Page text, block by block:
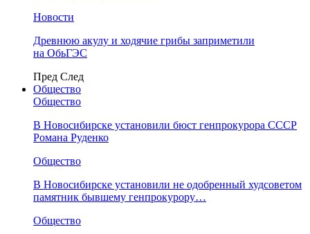
Новости
Древнюю акулу и ходячие грибы заприметили
на ОбьГЭС
Пред След
Общество
Общество
В Новосибирске установили бюст генпрокурора СССР
Романа Руденко
Общество
В Новосибирске установили не одобренный худсоветом
памятник бывшему генпрокурору…
Общество